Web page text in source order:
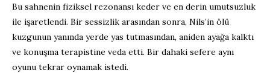
Bu sahnenin fiziksel rezonansı keder ve en derin umutsuzluk
ile işaretlendi. Bir sessizlik arasından sonra, Nils’in ölü
kuzgunun yanında yerde yas tutmasından, aniden ayağa kalktı
ve konuşma terapistine veda etti. Bir dahaki sefere aynı
oyunu tekrar oynamak istedi.